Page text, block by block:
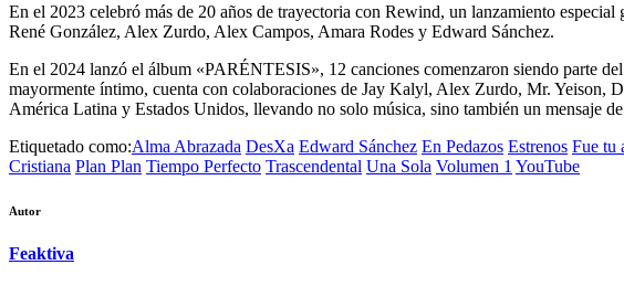
En el 2023 celebró más de 20 años de trayectoria con Rewind, un lanzamiento
René González, Alex Zurdo, Alex Campos, Amara Rodes y Edward Sánchez.
En el 2024 lanzó el álbum «PARÉNTESIS», 12 canciones comenzaron siendo parte
mayormente íntimo, cuenta con colaboraciones de Jay Kalyl, Alex Zurdo, Mr. Yeison,
América Latina y Estados Unidos, llevando no solo música, sino también un mensaje de
Etiquetado como:Alma Abrazada DesXa Edward Sánchez En Pedazos Estrenos Fue tu
Cristiana Plan Plan Tiempo Perfecto Trascendental Una Sola Volumen 1 YouTube
Autor
Feaktiva